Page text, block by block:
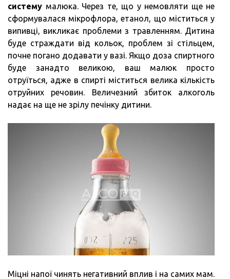
систему малюка. Через те, що у немовляти ще не
сформувалася мікрофлора, етанол, що міститься у
випивці, викликає проблеми з травленням. Дитина
буде страждати від кольок, проблем зі стільцем,
почне погано додавати у вазі. Якщо доза спиртного
буде занадто великою, ваш малюк просто
отруїться, адже в спирті міститься велика кількість
отруйних речовин. Величезний збиток алкоголь
надає на ще не зрілу печінку дитини.
Міцні напої чинять негативний вплив і на самих мам.